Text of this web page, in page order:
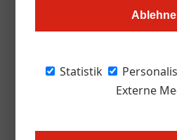
Statistik
Externe
Markus Ferrigato leitet nunmehr
Österreich-Niederlassung des
Die WMF in Österreich
Markus Ferrigato die